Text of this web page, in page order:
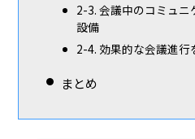
2-3. 会議中のコミュ
設備
2-4. 効果的な会議進行
まとめ